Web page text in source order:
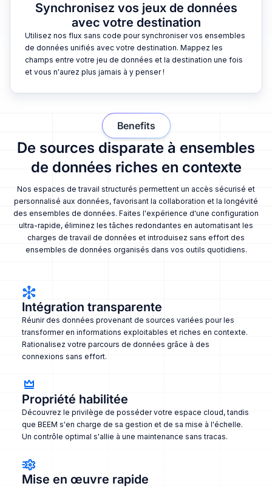
Synchronisez vos jeux de données
avec votre destination
Utilisez nos flux sans code pour synchroniser vos ensembles
de données unifiés avec votre destination. Mappez les
champs entre votre jeu de données et la destination une fois
et vous n'aurez plus jamais à y penser !
De sources disparate à ensembles
de données riches en contexte
Nos espaces de travail structurés permettent un accès sécurisé et
personnalisé aux données, favorisant la collaboration et la longévité
des ensembles de données. Faites l'expérience d'une configuration
ultra-rapide, éliminez les tâches redondantes en automatisant les
charges de travail de données et introduisez sans effort des
ensembles de données organisés dans vos outils quotidiens.
Benefits
Intégration transparente
Réunir des données provenant de sources variées pour les
transformer en informations exploitables et riches en contexte.
Rationalisez votre parcours de données grâce à des
connexions sans effort.
Propriété habilitée
Découvrez le privilège de posséder votre espace cloud, tandis
que BEEM s'en charge de sa gestion et de sa mise à l'échelle.
Un contrôle optimal s'allie à une maintenance sans tracas.
Mise en œuvre rapide